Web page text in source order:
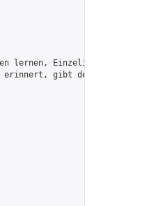
gibt der